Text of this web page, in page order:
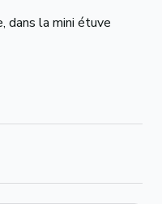
dans la mini étuve